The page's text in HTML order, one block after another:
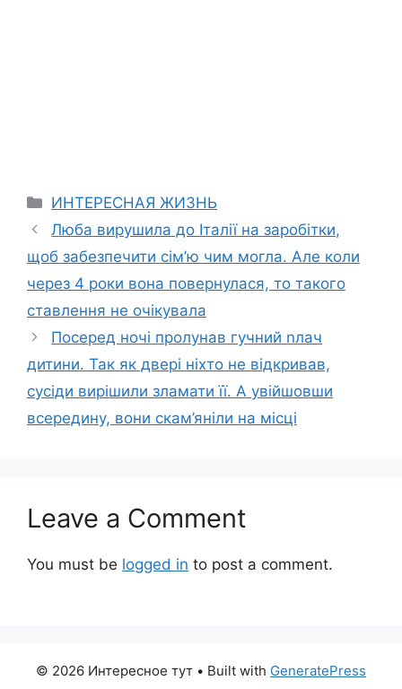
Categories
ИНТЕРЕСНАЯ ЖИЗНЬ
Люба вирушила до Італії на заробітки,
щоб забезпечити сім’ю чим могла. Але коли
через 4 роки вона повернулася, то такого
ставлення не очікувала
Посеред ночі пролунав гучний nлач
дитини. Так як двері ніхто не відкривав,
сусіди вирішили зламати її. А увійшовши
всередину, вони скам’яніли на місці
Leave a Comment
You must be logged in to post a comment.
© 2026 Интересное тут • Built with GeneratePress